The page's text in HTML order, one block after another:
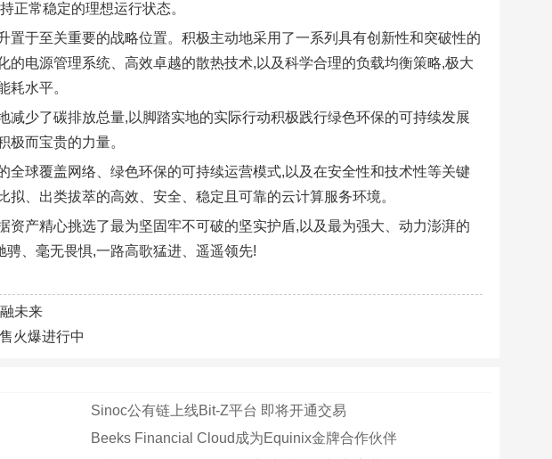
正常稳定的理想运行状态。
置于至关重要的战略位置。积极主动地采用了一系列具有创新性和突破性的
电源管理系统、高效卓越的散热技术,以及科学合理的负载均衡策略,极大
耗水平。
减少了碳排放总量,以脚踏实地的实际行动积极践行绿色环保的可持续发展
极而宝贵的力量。
全球覆盖网络、绿色环保的可持续运营模式,以及在安全性和技术性等关键
、出类拔萃的高效、安全、稳定且可靠的云计算服务环境。
资产精心挑选了最为坚固牢不可破的坚实护盾,以及最为强大、动力澎湃的
、毫无畏惧,一路高歌猛进、遥遥领先!
未来
火爆进行中
Sinoc公有链上线Bit-Z平台 即将开通交易
Beeks Financial Cloud成为Equinix金牌合作伙伴